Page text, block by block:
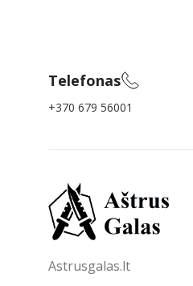
Telefonas
+370 679 56001
Astrusgalas.lt